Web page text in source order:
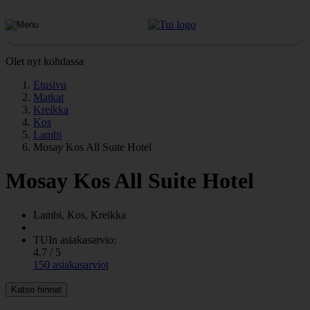
Olet nyt kohdassa
Etusivu
Matkat
Kreikka
Kos
Lambi
Mosay Kos All Suite Hotel
Mosay Kos All Suite Hotel
Lambi, Kos, Kreikka
TUIn asiakasarvio:
4.7 / 5
150 asiakasarviot
Katso hinnat